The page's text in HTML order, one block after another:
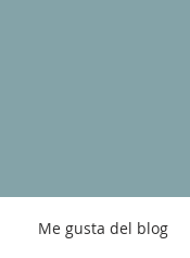
Me gusta del blog